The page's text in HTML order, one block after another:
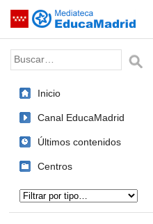
Saltar navegación
Palabra o frase:
Inicio
Canal EducaMadrid
Últimos contenidos
Centros